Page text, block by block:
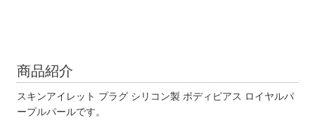
商品紹介
スキンアイレット プラグ シリコン製 ボディピアス ロイヤルパ
ープルパールです。